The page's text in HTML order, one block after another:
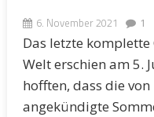
6. November 2021 1
Das letzte
Welt erschien am 5.
hofften, dass die
angekündigte